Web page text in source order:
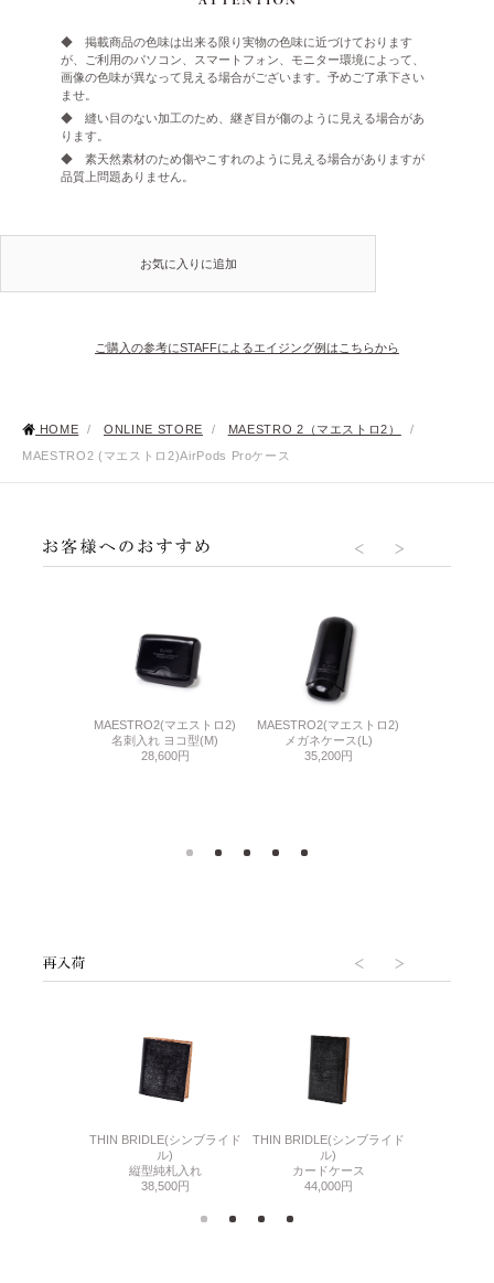
◆ 掲載商品の色味は出来る限り実物の色味に近づけております
が、ご利用のパソコン、スマートフォン、モニター環境によって、
画像の色味が異なって見える場合がございます。予めご了承下さい
ませ。
◆ 縫い目のない加工のため、継ぎ目が傷のように見える場合があ
ります。
◆ 素天然素材のため傷やこすれのように見える場合がありますが
品質上問題ありません。
お気に入りに追加
ご購入の参考にSTAFFによるエイジング例はこちらから
HOME / ONLINE STORE / MAESTRO 2（マエストロ2）
/
MAESTRO2 (マエストロ2)AirPods Proケース
MAESTRO2(マエストロ2)
名刺入れ ヨコ型(M)
28,600円
MAESTRO2(マエストロ2)
メガネケース(L)
35,200円
THIN BRIDLE(シンブライド
ル)
縦型純札入れ
38,500円
THIN BRIDLE(シンブライド
ル)
カードケース
44,000円